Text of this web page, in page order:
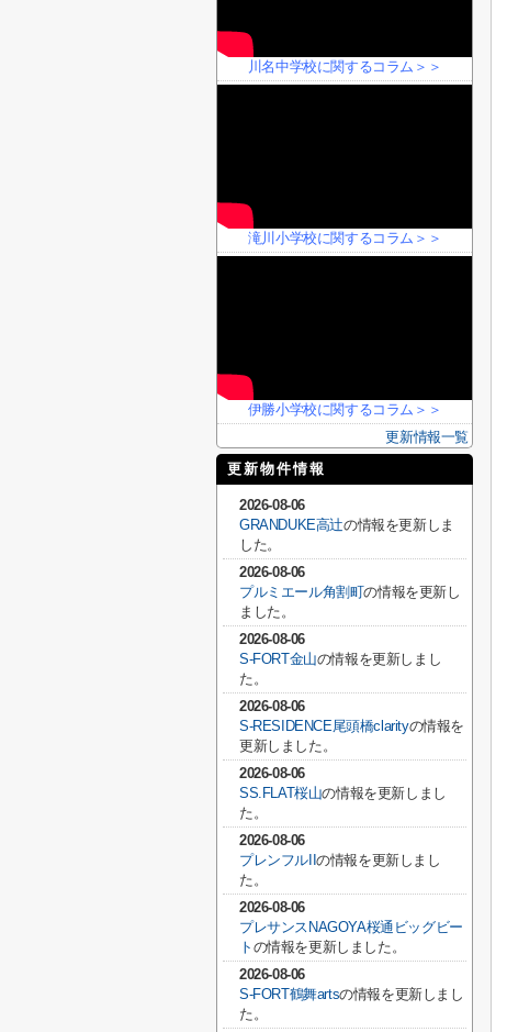
川名中学校に関するコラム＞＞
滝川小学校に関するコラム＞＞
伊勝小学校に関するコラム＞＞
更新情報一覧
更新物件情報
2026-08-06
GRANDUKE高辻の情報を更新しま
した。
2026-08-06
プルミエール角割町の情報を更新し
ました。
2026-08-06
S-FORT金山の情報を更新しまし
た。
2026-08-06
S-RESIDENCE尾頭橋clarityの情報を
更新しました。
2026-08-06
SS.FLAT桜山の情報を更新しまし
た。
2026-08-06
プレンフルIIの情報を更新しまし
た。
2026-08-06
プレサンスNAGOYA桜通ビッグビー
ト の情報を更新しました。
2026-08-06
S-FORT鶴舞artsの情報を更新しまし
た。